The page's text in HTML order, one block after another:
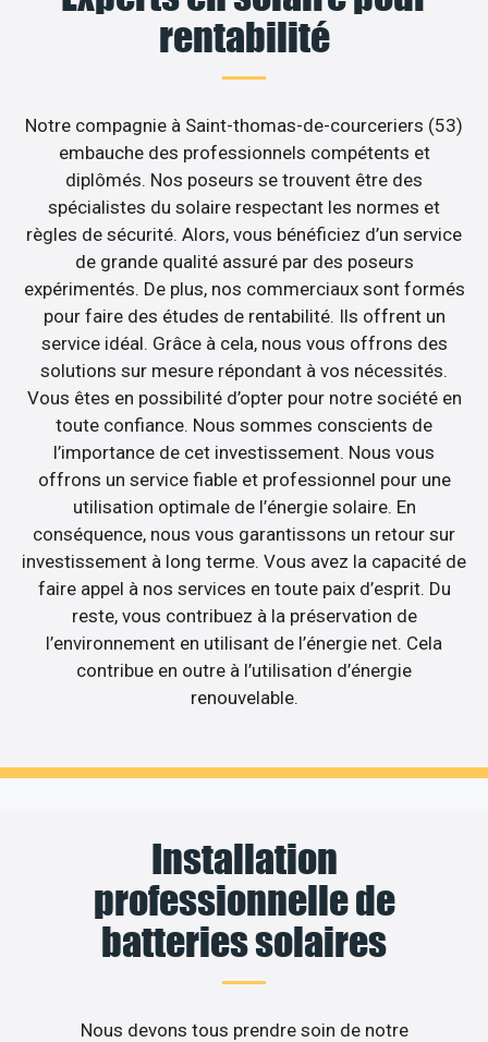
rentabilité
Notre compagnie à Saint-thomas-de-courceriers (53)
embauche des professionnels compétents et
diplômés. Nos poseurs se trouvent être des
spécialistes du solaire respectant les normes et
règles de sécurité. Alors, vous bénéficiez d’un service
de grande qualité assuré par des poseurs
expérimentés. De plus, nos commerciaux sont formés
pour faire des études de rentabilité. Ils offrent un
service idéal. Grâce à cela, nous vous offrons des
solutions sur mesure répondant à vos nécessités.
Vous êtes en possibilité d’opter pour notre société en
toute confiance. Nous sommes conscients de
l’importance de cet investissement. Nous vous
offrons un service fiable et professionnel pour une
utilisation optimale de l’énergie solaire. En
conséquence, nous vous garantissons un retour sur
investissement à long terme. Vous avez la capacité de
faire appel à nos services en toute paix d’esprit. Du
reste, vous contribuez à la préservation de
l’environnement en utilisant de l’énergie net. Cela
contribue en outre à l’utilisation d’énergie
renouvelable.
Installation
professionnelle de
batteries solaires
Nous devons tous prendre soin de notre